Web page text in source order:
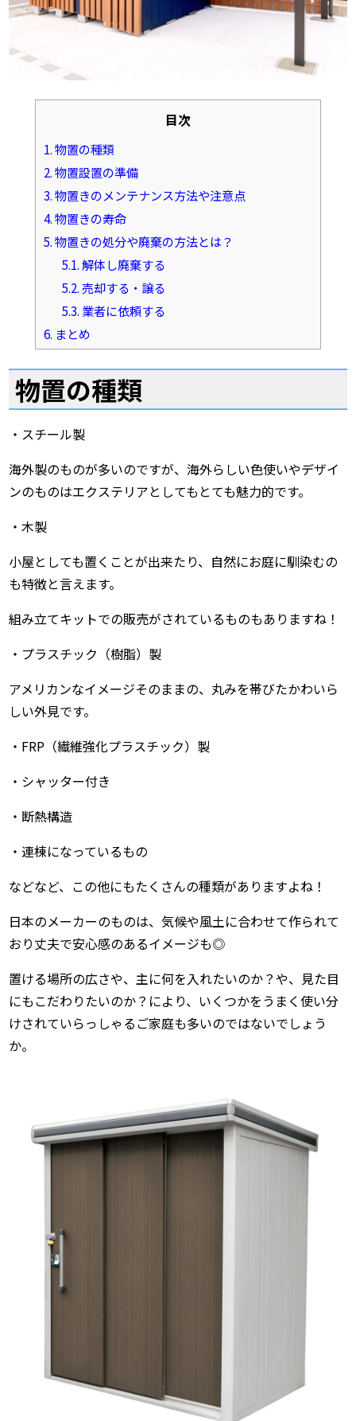
目次
1.物置の種類
2.物置設置の準備
3.物置きのメンテナンス方法や注意点
4.物置きの寿命
5.物置きの処分や廃棄の方法とは？
5.1.解体し廃棄する
5.2.売却する・譲る
5.3. 業者に依頼する
6. まとめ
物置の種類
・スチール製
海外製のものが多いのですが、海外らしい色使いやデザイ
ンのものはエクステリアとしてもとても魅力的です。
・木製
小屋としても置くことが出来たり、自然にお庭に馴染むの
も特徴と言えます。
組み立てキットでの販売がされているものもありますね！
・プラスチック（樹脂）製
アメリカンなイメージそのままの、丸みを帯びたかわいら
しい外見です。
・FRP（繊維強化プラスチック）製
・シャッター付き
・断熱構造
・連棟になっているもの
などなど、この他にもたくさんの種類がありますよね！
日本のメーカーのものは、気候や風土に合わせて作られて
おり丈夫で安心感のあるイメージも◎
置ける場所の広さや、主に何を入れたいのか？や、見た目
にもこだわりたいのか？により、いくつかをうまく使い分
けされていらっしゃるご家庭も多いのではないでしょう
か。